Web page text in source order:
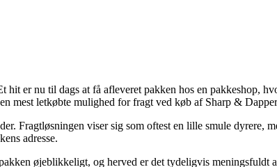
er nu til dags at få afleveret pakken hos en pakkeshop,
mest letkøbte mulighed for fragt ved køb af Sharp &
Fragtløsningen viser sig som oftest en lille smule dyrere,
adresse.
øjeblikkeligt, og herved er det tydeligvis meningsfuldt